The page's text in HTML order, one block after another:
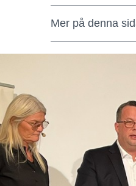
Mer på denna